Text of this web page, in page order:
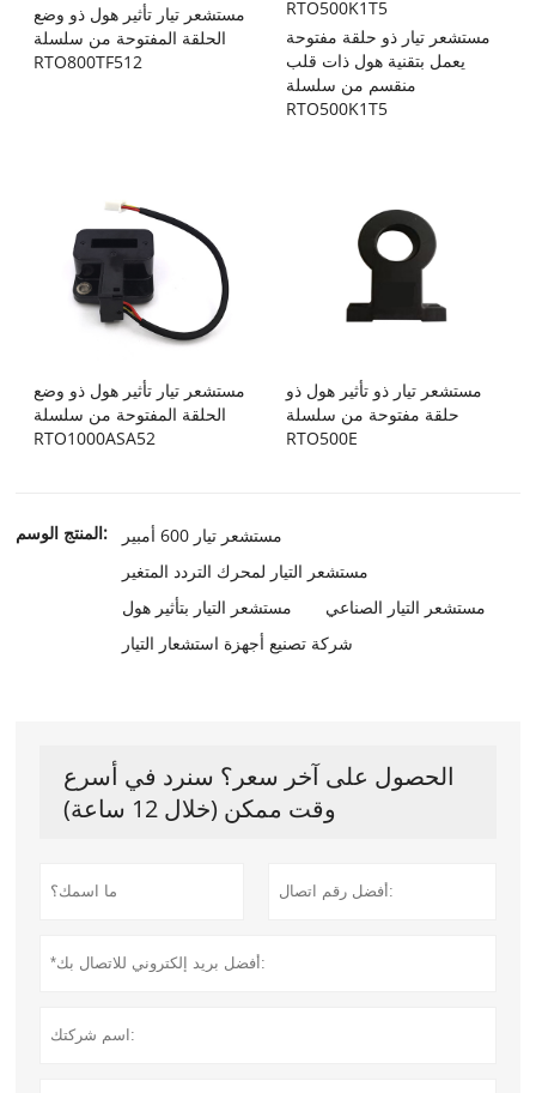
مستشعر تيار تأثير هول ذو وضع
الحلقة المفتوحة من سلسلة
RTO800TF512
مستشعر تيار ذو حلقة مفتوحة
يعمل بتقنية هول ذات قلب
منقسم من سلسلة
RTO500K1T5
مستشعر تيار تأثير هول ذو وضع
الحلقة المفتوحة من سلسلة
RTO1000ASA52
مستشعر تيار ذو تأثير هول ذو
حلقة مفتوحة من سلسلة
RTO500E
المنتج الوسم:
مستشعر تيار 600 أمبير
مستشعر التيار لمحرك التردد المتغير
مستشعر التيار بتأثير هول
مستشعر التيار الصناعي
شركة تصنيع أجهزة استشعار التيار
الحصول على آخر سعر؟ سنرد في أسرع
وقت ممكن (خلال 12 ساعة)